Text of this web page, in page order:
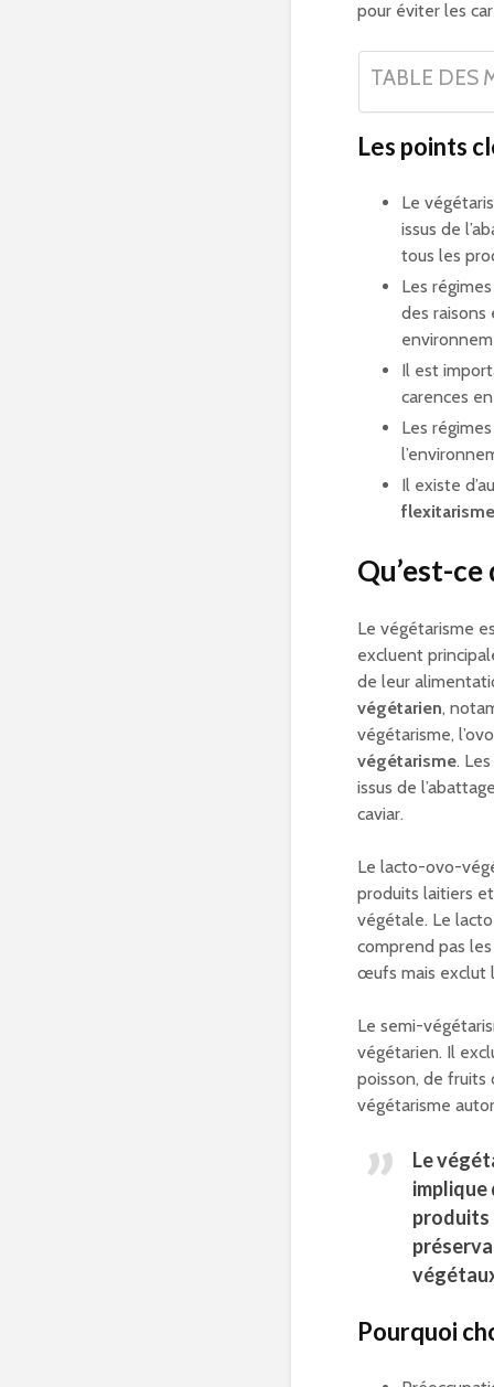
pour éviter les
TABLE DES
Les points
Le
issus de
tous les
Les
des
Il est
carences
Les
Il existe
Qu’est-
Le végétarisme
excluent
de leur
végétarien,
végétarisme,
végétarisme.
issus de
caviar.
Le lacto-ovo-
produits laitiers
végétale. Le
comprend pas
œufs mais exclut
Le semi-
végétarien. Il
poisson, de
végétarisme
Le
implique
produits
Pourquoi